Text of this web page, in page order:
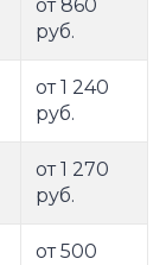
от 860
руб.
от 1 240
руб.
от 1 270
руб.
от 500